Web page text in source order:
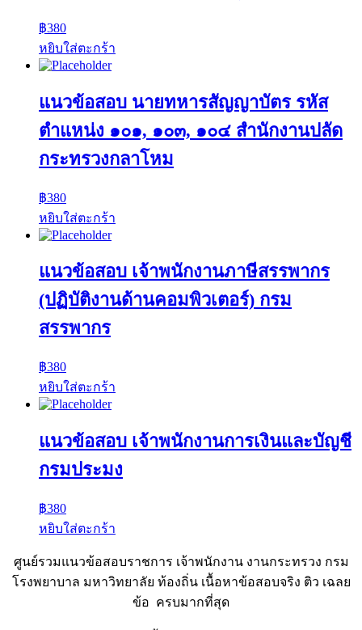
฿380
หยิบใส่ตะกร้า
แนวข้อสอบ นายทหารสัญญาบัตร รหัส
ตำแหน่ง ๑๐๑, ๑๐๓, ๑๐๔ สำนักงานปลัด
กระทรวงกลาโหม
฿380
หยิบใส่ตะกร้า
แนวข้อสอบ เจ้าพนักงานภาษีสรรพากร
(ปฏิบัติงานด้านคอมพิวเตอร์) กรม
สรรพากร
฿380
หยิบใส่ตะกร้า
แนวข้อสอบ เจ้าพนักงานการเงินและบัญชี
กรมประมง
฿380
หยิบใส่ตะกร้า
ศูนย์รวมแนวข้อสอบราชการ เจ้าพนักงาน งานกระทรวง กรม
โรงพยาบาล มหาวิทยาลัย ท้องถิ่น เนื้อหาข้อสอบจริง ติว เฉลย
ข้อ ครบมากที่สุด